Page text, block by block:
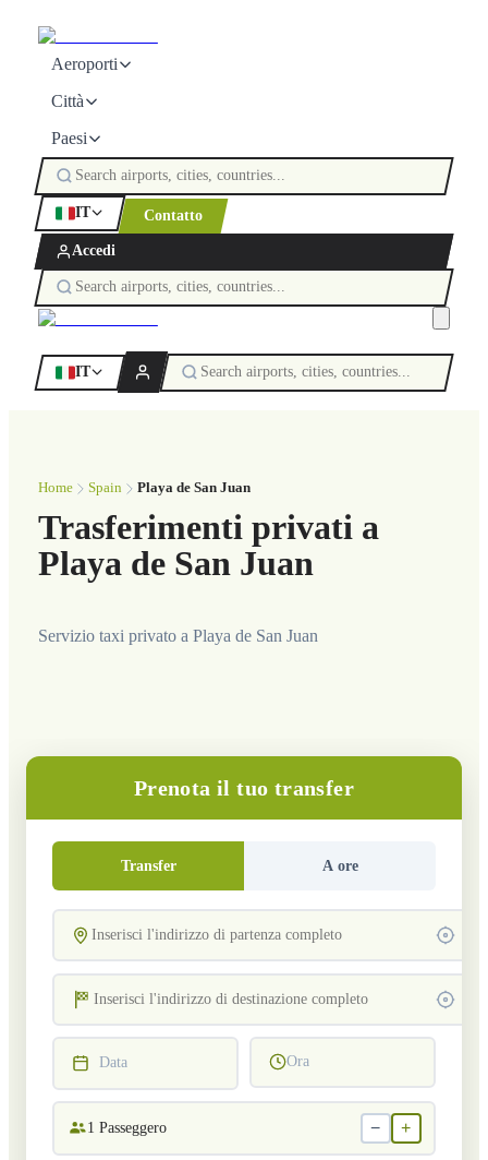
Aeroporti
Città
Paesi
IT Contatto
Accedi
IT
Home Spain Playa de San Juan
Trasferimenti privati a
Playa de San Juan
Servizio taxi privato a Playa de San Juan
Prenota il tuo transfer
Transfer A ore
Data Ora
1 Passeggero − +